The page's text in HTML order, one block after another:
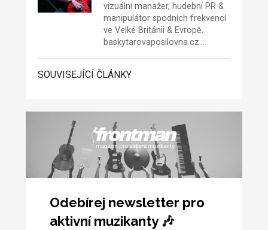
vizuální manažer, hudební PR &
manipulátor spodních frekvencí
ve Velké Británii & Evropě.
baskytarovaposilovna.cz…
SOUVISEJÍCÍ ČLÁNKY
Odebírej newsletter pro
aktivní muzikanty 🎶